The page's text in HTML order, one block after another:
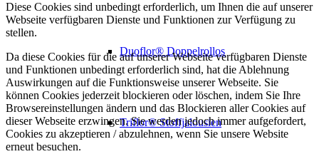
Duoflor® Doppelrollos
Triflor® Stoffjalousien
Diese Cookies sind unbedingt erforderlich, um Ihnen die auf unserer
Webseite verfügbaren Dienste und Funktionen zur Verfügung zu
stellen.
Da diese Cookies für die auf unserer Webseite verfügbaren Dienste
und Funktionen unbedingt erforderlich sind, hat die Ablehnung
Auswirkungen auf die Funktionsweise unserer Webseite. Sie
können Cookies jederzeit blockieren oder löschen, indem Sie Ihre
Browsereinstellungen ändern und das Blockieren aller Cookies auf
dieser Webseite erzwingen. Sie werden jedoch immer aufgefordert,
Cookies zu akzeptieren / abzulehnen, wenn Sie unsere Website
erneut besuchen.